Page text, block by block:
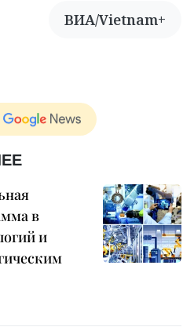
ВИА/Vietnam+
в
и